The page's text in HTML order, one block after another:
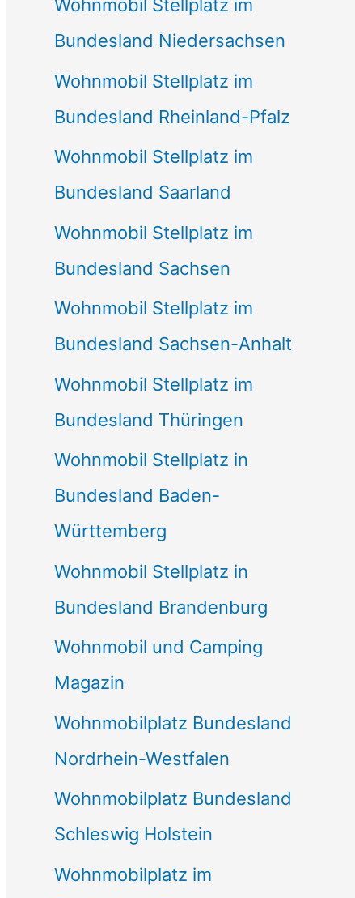
Wohnmobil Stellplatz im
Bundesland Niedersachsen
Wohnmobil Stellplatz im
Bundesland Rheinland-Pfalz
Wohnmobil Stellplatz im
Bundesland Saarland
Wohnmobil Stellplatz im
Bundesland Sachsen
Wohnmobil Stellplatz im
Bundesland Sachsen-Anhalt
Wohnmobil Stellplatz im
Bundesland Thüringen
Wohnmobil Stellplatz in
Bundesland Baden-
Württemberg
Wohnmobil Stellplatz in
Bundesland Brandenburg
Wohnmobil und Camping
Magazin
Wohnmobilplatz Bundesland
Nordrhein-Westfalen
Wohnmobilplatz Bundesland
Schleswig Holstein
Wohnmobilplatz im